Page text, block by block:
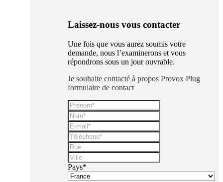
Laissez-nous vous contacter
Une fois que vous aurez soumis votre
demande, nous l’examinerons et vous
répondrons sous un jour ouvrable.
Je souhaite contacté à propos Provox Plug
formulaire de contact
Pays*